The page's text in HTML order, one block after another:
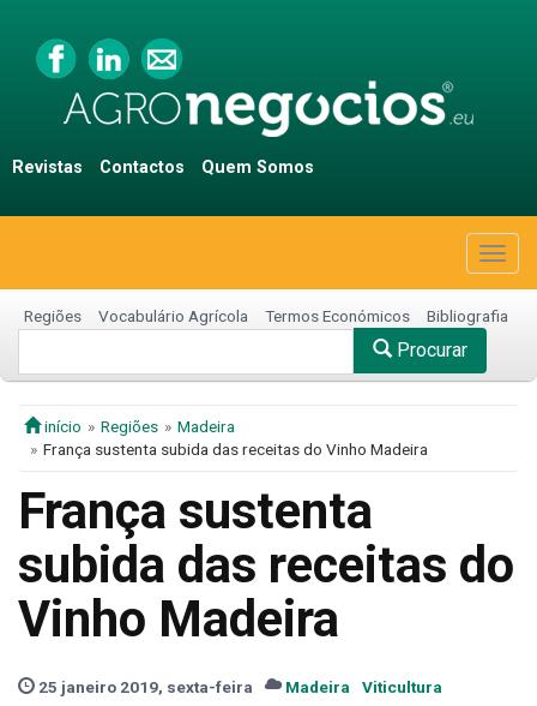
Revistas Contactos Quem Somos
Regiões Vocabulário Agrícola Termos Económicos Bibliografia
Procurar
início Regiões
Madeira
França sustenta subida das receitas do Vinho Madeira
França sustenta
subida das receitas do
Vinho Madeira
25 janeiro 2019, sexta-feira Madeira Viticultura